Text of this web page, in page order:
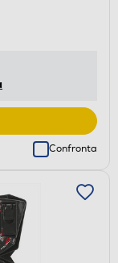
Confronta